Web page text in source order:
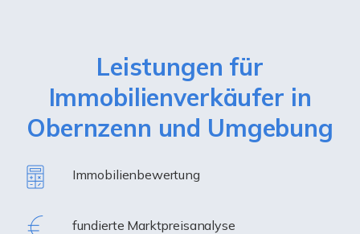
Leistungen für
Immobilienverkäufer in
Obernzenn und Umgebung
Immobilienbewertung
fundierte Marktpreisanalyse